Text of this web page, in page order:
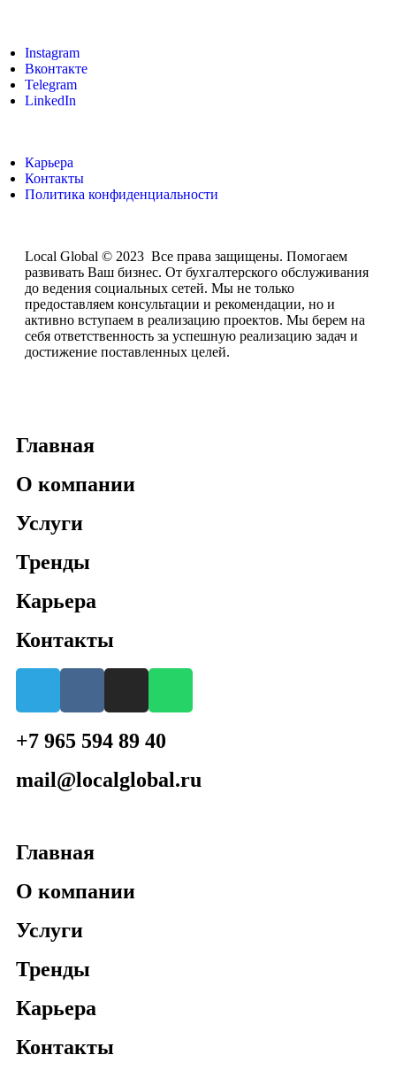
Instagram
Вконтакте
Telegram
LinkedIn
Карьера
Контакты
Политика конфиденциальности
Local Global © 2023 Все права защищены. Помогаем
развивать Ваш бизнес. От бухгалтерского обслуживания
до ведения социальных сетей. Мы не только
предоставляем консультации и рекомендации, но и
активно вступаем в реализацию проектов. Мы берем на
себя ответственность за успешную реализацию задач и
достижение поставленных целей.
Главная
О компании
Услуги
Тренды
Карьера
Контакты
+7 965 594 89 40
mail@localglobal.ru
Главная
О компании
Услуги
Тренды
Карьера
Контакты